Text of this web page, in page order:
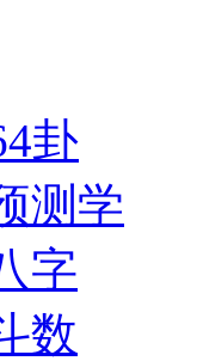
卦
测学
字
数